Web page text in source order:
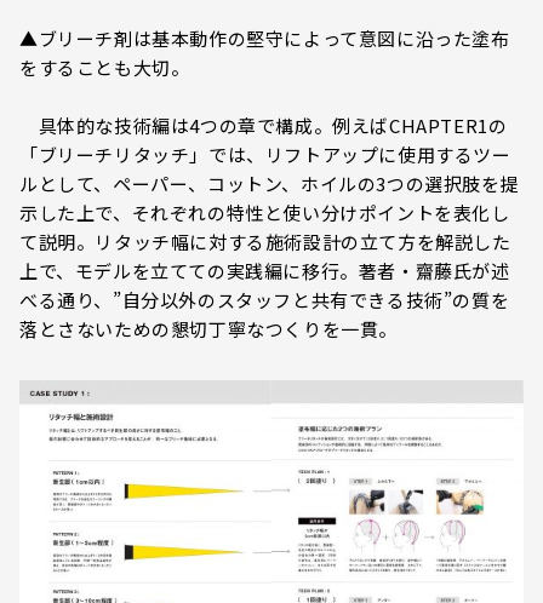
▲ブリーチ剤は基本動作の堅守によって意図に沿った塗布
をすることも大切。
具体的な技術編は4つの章で構成。例えばCHAPTER1の
「ブリーチリタッチ」では、リフトアップに使用するツー
ルとして、ペーパー、コットン、ホイルの3つの選択肢を提
示した上で、それぞれの特性と使い分けポイントを表化し
て説明。リタッチ幅に対する施術設計の立て方を解説した
上で、モデルを立てての実践編に移行。著者・齋藤氏が述
べる通り、”自分以外のスタッフと共有できる技術”の質を
落とさないための懇切丁寧なつくりを一貫。